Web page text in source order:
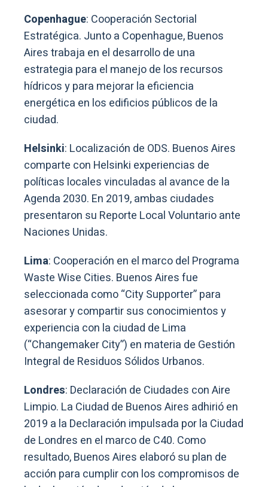
Copenhague: Cooperación Sectorial
Estratégica. Junto a Copenhague, Buenos
Aires trabaja en el desarrollo de una
estrategia para el manejo de los recursos
hídricos y para mejorar la eficiencia
energética en los edificios públicos de la
ciudad.
Helsinki: Localización de ODS. Buenos Aires
comparte con Helsinki experiencias de
políticas locales vinculadas al avance de la
Agenda 2030. En 2019, ambas ciudades
presentaron su Reporte Local Voluntario ante
Naciones Unidas.
Lima: Cooperación en el marco del Programa
Waste Wise Cities. Buenos Aires fue
seleccionada como “City Supporter” para
asesorar y compartir sus conocimientos y
experiencia con la ciudad de Lima
(“Changemaker City”) en materia de Gestión
Integral de Residuos Sólidos Urbanos.
Londres: Declaración de Ciudades con Aire
Limpio. La Ciudad de Buenos Aires adhirió en
2019 a la Declaración impulsada por la Ciudad
de Londres en el marco de C40. Como
resultado, Buenos Aires elaboró su plan de
acción para cumplir con los compromisos de